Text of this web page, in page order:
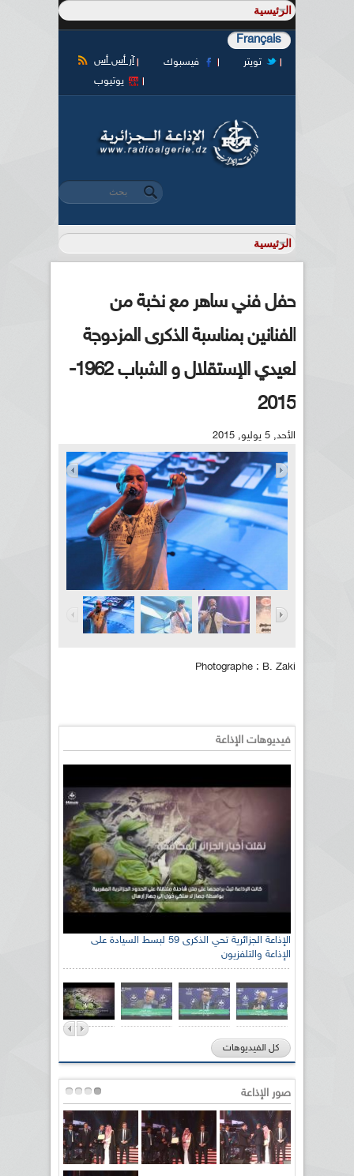
Français
آر أس أس فيسبوك
تويتر
يوتيوب
استمارة البحث
‏بحث ‏
حفل فني ساهر مع نخبة من
الفنانين بمناسبة الذكرى المزدوجة
لعيدي الإستقلال و الشباب 1962-
2015
الأحد, 5 يوليو, 2015
Photographe : B. Zaki
فيديوهات الإذاعة
الإذاعة الجزائرية تحي الذكرى 59 لبسط السيادة على
الإذاعة والتلفزيون
رئيس اللجنة الوطنية الجزائرية للتضامن مع الشعب
الصحراوي السيد سعيد العياشي
كل الفيديوهات
صور الإذاعة